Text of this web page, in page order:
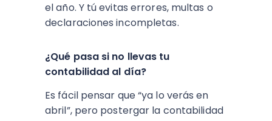
el año. Y tú evitas errores, multas o
declaraciones incompletas.
¿Qué pasa si no llevas tu
contabilidad al día?
Es fácil pensar que “ya lo verás en
abril”, pero postergar la contabilidad